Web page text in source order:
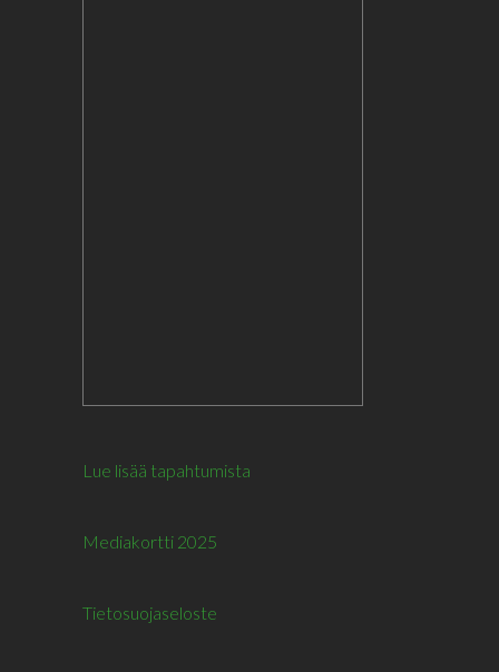
Lue lisää tapahtumista
Mediakortti 2025
Tietosuojaseloste